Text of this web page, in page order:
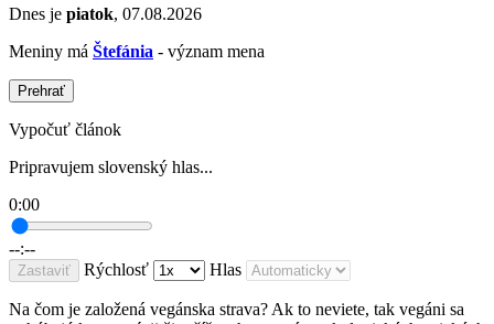
Dnes je piatok, 07.08.2026
Meniny má Štefánia - význam mena
Prehrať
Vypočuť článok
Pripravujem slovenský hlas...
0:00
--:--
Zastaviť Rýchlosť Hlas
Na čom je založená vegánska strava? Ak to neviete, tak vegáni sa